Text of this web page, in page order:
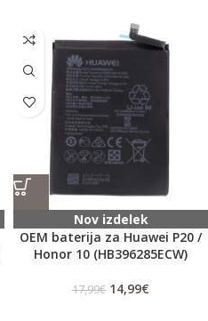
Nov izdelek
OEM baterija za Huawei P20 /
Honor 10 (HB396285ECW)
17,99€ 14,99€